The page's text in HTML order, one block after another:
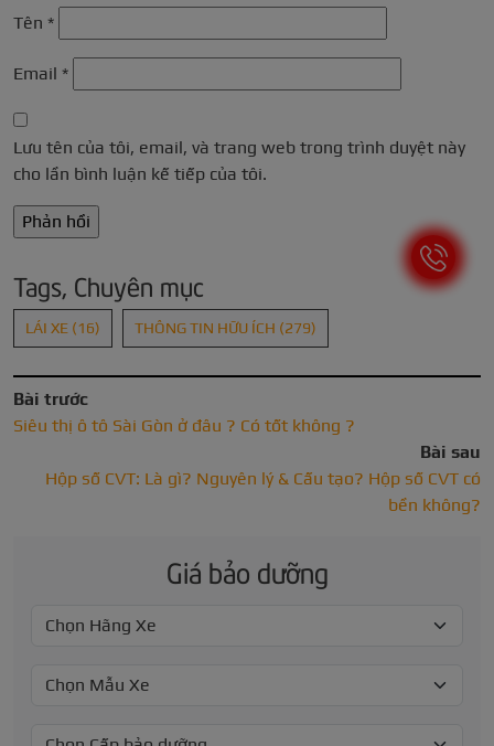
Tên *
Email *
Lưu tên của tôi, email, và trang web trong trình duyệt này
cho lần bình luận kế tiếp của tôi.
Tags, Chuyên mục
LÁI XE (16) THÔNG TIN HỮU ÍCH (279)
Bài trước
Siêu thị ô tô Sài Gòn ở đâu ? Có tốt không ?
Bài sau
Hộp số CVT: Là gì? Nguyên lý & Cấu tạo? Hộp số CVT có
bền không?
Giá bảo dưỡng